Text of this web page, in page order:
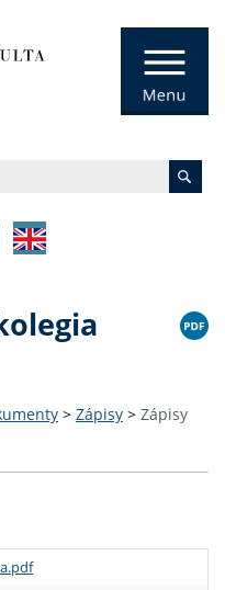
> Zápisy > Zápisy